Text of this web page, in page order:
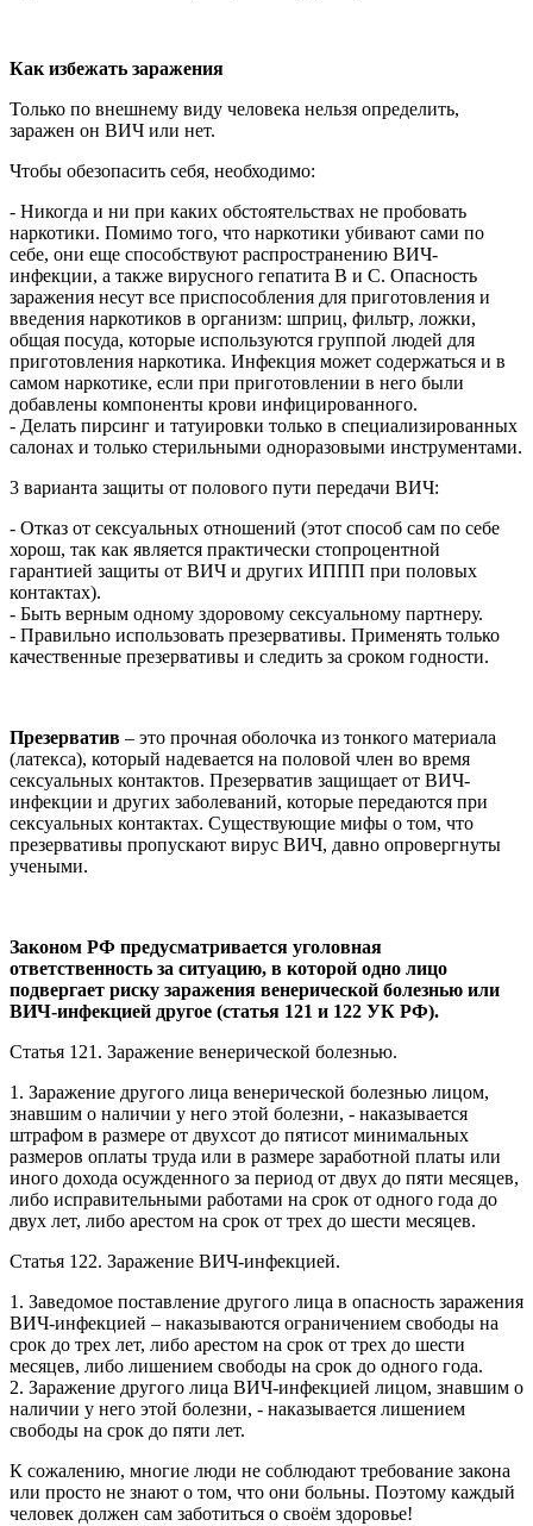
Как избежать заражения
Только по внешнему виду человека нельзя определить,
заражен он ВИЧ или нет.
Чтобы обезопасить себя, необходимо:
- Никогда и ни при каких обстоятельствах не пробовать
наркотики. Помимо того, что наркотики убивают сами по
себе, они еще способствуют распространению ВИЧ-
инфекции, а также вирусного гепатита В и С. Опасность
заражения несут все приспособления для приготовления и
введения наркотиков в организм: шприц, фильтр, ложки,
общая посуда, которые используются группой людей для
приготовления наркотика. Инфекция может содержаться и в
самом наркотике, если при приготовлении в него были
добавлены компоненты крови инфицированного.
- Делать пирсинг и татуировки только в специализированных
салонах и только стерильными одноразовыми инструментами.
3 варианта защиты от полового пути передачи ВИЧ:
- Отказ от сексуальных отношений (этот способ сам по себе
хорош, так как является практически стопроцентной
гарантией защиты от ВИЧ и других ИППП при половых
контактах).
- Быть верным одному здоровому сексуальному партнеру.
- Правильно использовать презервативы. Применять только
качественные презервативы и следить за сроком годности.
Презерватив – это прочная оболочка из тонкого материала
(латекса), который надевается на половой член во время
сексуальных контактов. Презерватив защищает от ВИЧ-
инфекции и других заболеваний, которые передаются при
сексуальных контактах. Существующие мифы о том, что
презервативы пропускают вирус ВИЧ, давно опровергнуты
учеными.
Законом РФ предусматривается уголовная
ответственность за ситуацию, в которой одно лицо
подвергает риску заражения венерической болезнью или
ВИЧ-инфекцией другое (статья 121 и 122 УК РФ).
Статья 121. Заражение венерической болезнью.
1. Заражение другого лица венерической болезнью лицом,
знавшим о наличии у него этой болезни, - наказывается
штрафом в размере от двухсот до пятисот минимальных
размеров оплаты труда или в размере заработной платы или
иного дохода осужденного за период от двух до пяти месяцев,
либо исправительными работами на срок от одного года до
двух лет, либо арестом на срок от трех до шести месяцев.
Статья 122. Заражение ВИЧ-инфекцией.
1. Заведомое поставление другого лица в опасность заражения
ВИЧ-инфекцией – наказываются ограничением свободы на
срок до трех лет, либо арестом на срок от трех до шести
месяцев, либо лишением свободы на срок до одного года.
2. Заражение другого лица ВИЧ-инфекцией лицом, знавшим о
наличии у него этой болезни, - наказывается лишением
свободы на срок до пяти лет.
К сожалению, многие люди не соблюдают требование закона
или просто не знают о том, что они больны. Поэтому каждый
человек должен сам заботиться о своём здоровье!